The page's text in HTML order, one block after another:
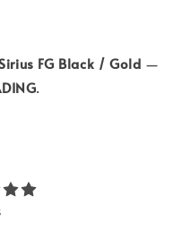
FG Black / Gold —
.